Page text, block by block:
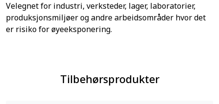
Velegnet for industri, verksteder, lager, laboratorier,
produksjonsmiljøer og andre arbeidsområder hvor det
er risiko for øyeeksponering.
Tilbehørsprodukter